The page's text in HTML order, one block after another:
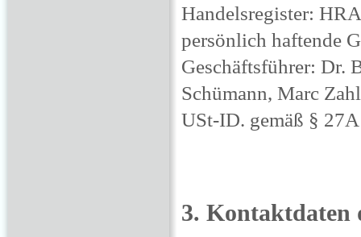
Handelsregister:
persönlich haftende
Geschäftsführer: Dr.
Schümann, Marc
USt-ID. gemäß §
3. Kontaktdaten